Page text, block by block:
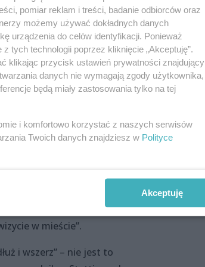
oraz dowiecie się, co
Zapraszamy na spacer pełen
pereł architektury. Uwaga:
św. JAKUBA
zostanie historia
Bywa, że mało kto kojarzy,
W trakcie spaceru nie
znajdującego się na trasie
serwując kultowe paszteciki
Oscara ze Szczecina.
BŁONIA
poznają najważniejsze
w mieście”.
i wszerz” – nie jest to
pomiar reklam i treści, badanie odbiorców oraz
możemy używać dokładnych danych
urządzenia do celów identyfikacji. Ponieważ
tych technologii poprzez kliknięcie „Akceptuję”.
klikając przycisk ustawień prywatności znajdujący
danych nie wymagają zgody użytkownika,
będą miały zastosowania tylko na tej
i komfortowo korzystać z naszych serwisów
Twoich danych znajdziesz w Polityce
Akceptuję